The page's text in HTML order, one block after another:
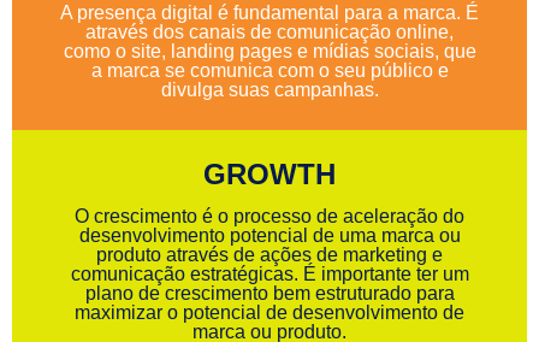
A presença digital é fundamental para a marca. É
através dos canais de comunicação online,
como o site, landing pages e mídias sociais, que
a marca se comunica com o seu público e
divulga suas campanhas.
GROWTH
O crescimento é o processo de aceleração do
desenvolvimento potencial de uma marca ou
produto através de ações de marketing e
comunicação estratégicas. É importante ter um
plano de crescimento bem estruturado para
maximizar o potencial de desenvolvimento de
marca ou produto.